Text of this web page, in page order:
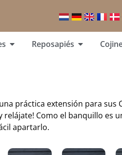
Reposapiés
práctica extensión para sus
relájate! Como el banquillo es
apartarlo.